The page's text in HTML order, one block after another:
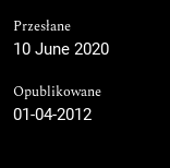
Przesłane
10 June 2020
Opublikowane
01-04-2012